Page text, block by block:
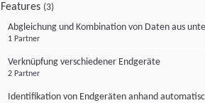
Features (3)
Abgleichung und Kombination von Daten aus
1 Partner
Verknüpfung verschiedener Endgeräte
2 Partner
Identifikation von Endgeräten anhand